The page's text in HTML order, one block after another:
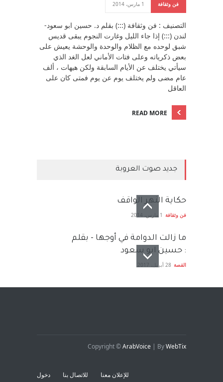
فن وثقافة 1 مارس، 2014
التصنيف : فن وثقافة (:::) بقلم د. حسين ابو سعود-
لندن (:::) إذا جاء الليل وغارت النجوم يبقى قديس
شبق لوحده مع الظلام والوحدة والوحشة يعيش على
بعض ذكرياته وعلى فتات الأماني لعل الغد الذي
سيأتي يختلف عن الأيام السابقة ولكن هيهات ، ألف
عام مضى ولم يختلف يوم عن يوم فمتى كان على
العاقل
READ MORE
جديد صوت العروبة
حكاية النهر الواقف
فن وثقافة 1 مارس، 2014
ما زالت الدوامة في أوجها - بقلم
: حسين ابو سعود
القصة 28 أبريل، 2017
Copyright ©ArabVoice | ByWebTix
للإعلان معنا للاتصال بنا دخول